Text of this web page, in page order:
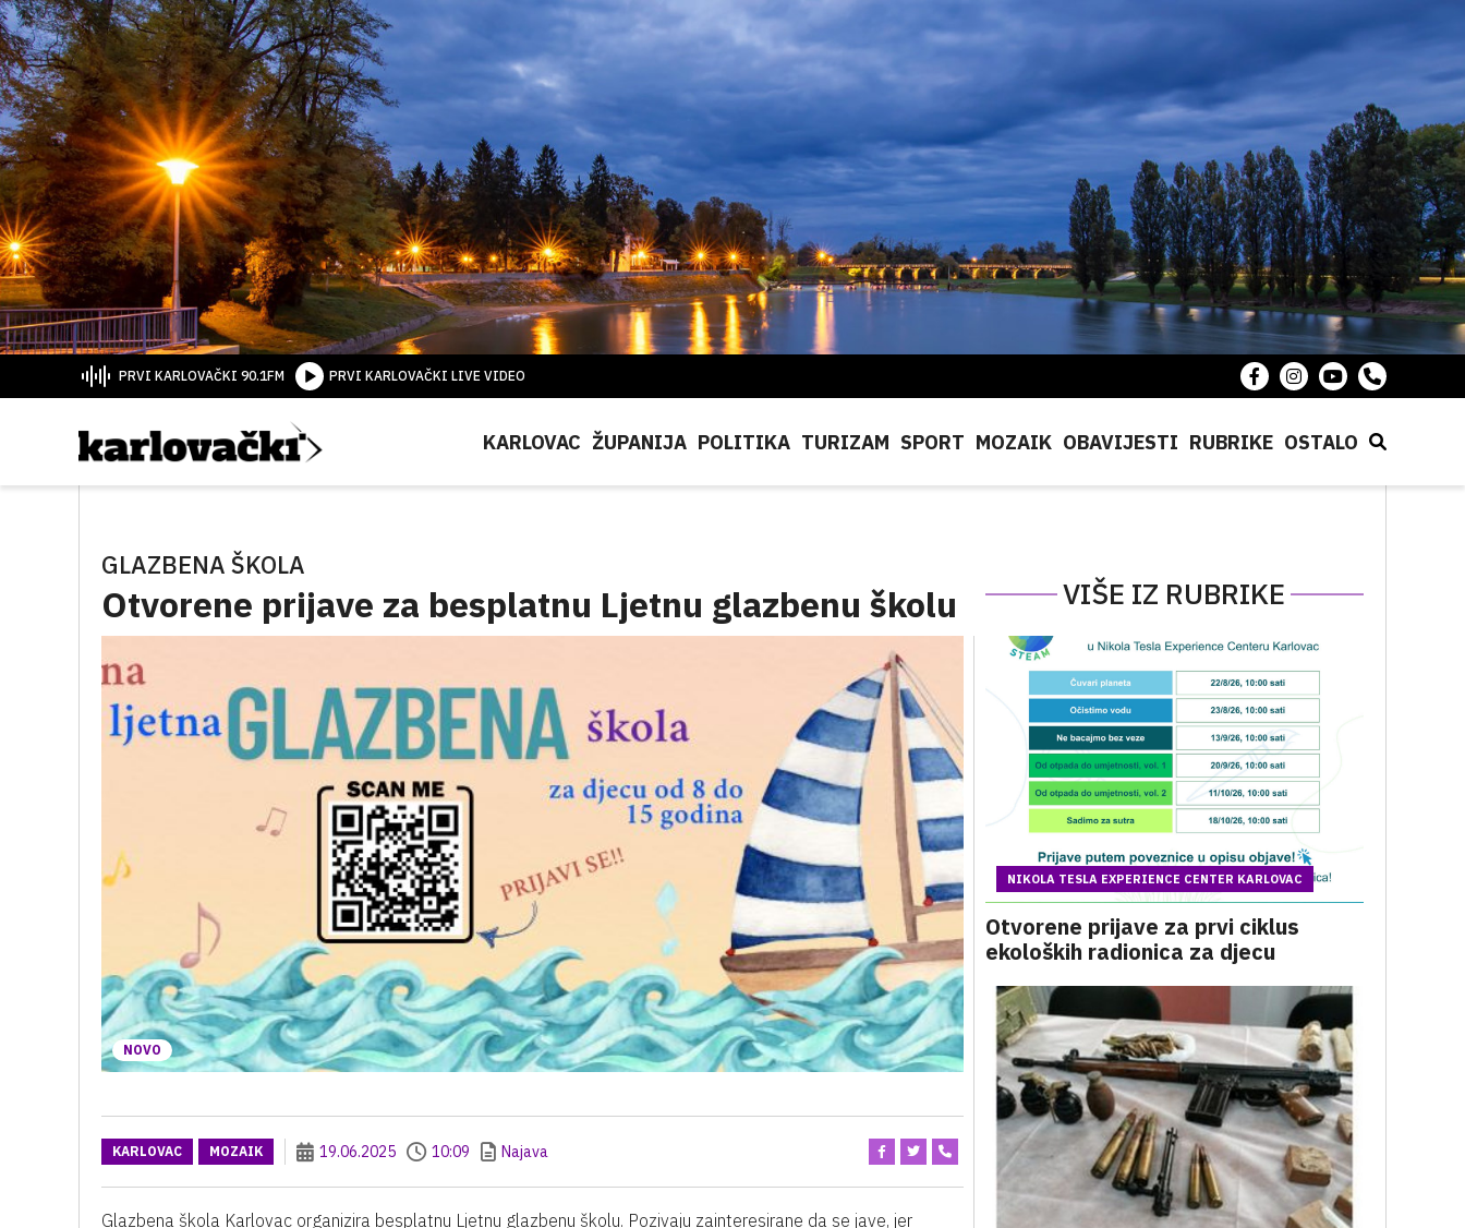
PRVI KARLOVAČKI 90.1FM PRVI KARLOVAČKI LIVE VIDEO
KARLOVAC ŽUPANIJA POLITIKA TURIZAM SPORT MOZAIK OBAVIJESTI RUBRIKE OSTALO
GLAZBENA ŠKOLA
Otvorene prijave za besplatnu Ljetnu glazbenu školu VIŠE IZ RUBRIKE
NOVO
KARLOVAC MOZAIK 19.06.2025 10:09 Najava
Glazbena škola Karlovac organizira besplatnu Ljetnu glazbenu školu. Pozivaju zainteresirane da se jave, jer
NIKOLA TESLA EXPERIENCE CENTER KARLOVAC
Otvorene prijave za prvi ciklus
ekoloških radionica za djecu